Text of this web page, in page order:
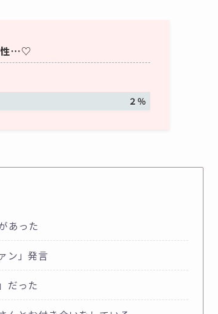
性…♡
２％
あった
ン」発言
だった